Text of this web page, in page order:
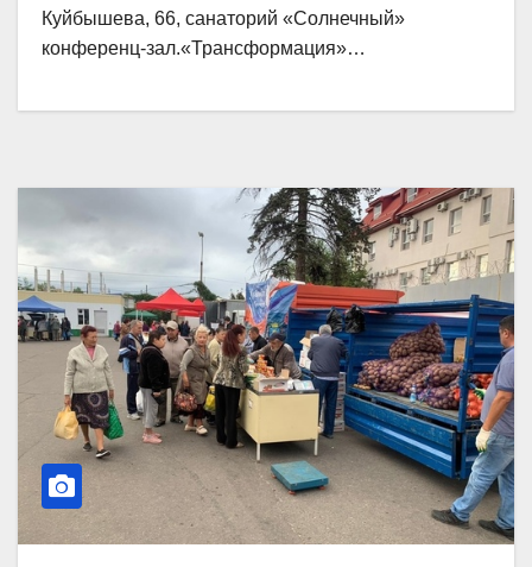
Куйбышева, 66, санаторий «Солнечный»
конференц-зал.«Трансформация»…